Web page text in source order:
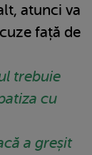
atunci va
față de
trebuie
cu
a greșit